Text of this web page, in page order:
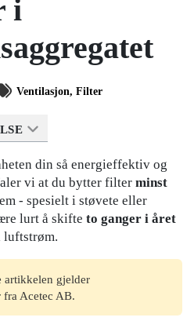
i
Ventilasjon Filter
din så energieffektiv og
vi at du bytter filter minst
- spesielt i støvete eller
lurt å skifte to ganger i året
luftstrøm.
artikkelen gjelder
fra Acetec AB.